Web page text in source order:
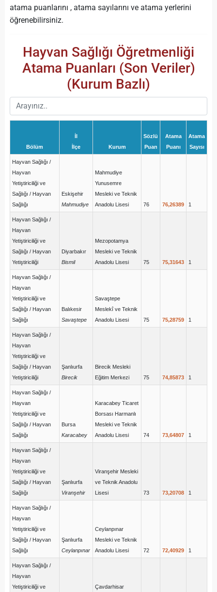
atama puanlarını , atama sayılarını ve atama yerlerini
öğrenebilirsiniz.
Hayvan Sağlığı Öğretmenliği
Atama Puanları (Son Veriler)
(Kurum Bazlı)
Bölüm
İl
İlçe
Kurum
Sözlü
Puan
Atama
Puanı
Atama
Sayısı
Hayvan Sağlığı /
Hayvan
Yetiştiriciliği ve
Sağlığı / Hayvan
Sağlığı
Eskişehir
Mahmudiye
Mahmudiye
Yunusemre
Mesleki ve Teknik
Anadolu Lisesi
76 76,26389 1
Hayvan Sağlığı /
Hayvan
Yetiştiriciliği ve
Sağlığı / Hayvan
Yetiştiriciliği
Diyarbakır
Bismil
Mezopotamya
Mesleki ve Teknik
Anadolu Lisesi
75 75,31643 1
Hayvan Sağlığı /
Hayvan
Yetiştiriciliği ve
Sağlığı / Hayvan
Sağlığı
Balıkesir
Savaştepe
Savaştepe
Meslekî ve Teknik
Anadolu Lisesi
75 75,28759 1
Hayvan Sağlığı /
Hayvan
Yetiştiriciliği ve
Sağlığı / Hayvan
Yetiştiriciliği
Şanlıurfa
Birecik
Birecik Mesleki
Eğitim Merkezi
75 74,85873 1
Hayvan Sağlığı /
Hayvan
Yetiştiriciliği ve
Sağlığı / Hayvan
Sağlığı
Bursa
Karacabey
Karacabey Ticaret
Borsası Harmanlı
Mesleki ve Teknik
Anadolu Lisesi
74 73,64807 1
Hayvan Sağlığı /
Hayvan
Yetiştiriciliği ve
Sağlığı / Hayvan
Sağlığı
Şanlıurfa
Viranşehir
Viranşehir Mesleki
ve Teknik Anadolu
Lisesi
73 73,20708 1
Hayvan Sağlığı /
Hayvan
Yetiştiriciliği ve
Sağlığı / Hayvan
Sağlığı
Şanlıurfa
Ceylanpınar
Ceylanpınar
Mesleki ve Teknik
Anadolu Lisesi
72 72,40929 1
Hayvan Sağlığı /
Hayvan
Yetiştiriciliği ve
Çavdarhisar